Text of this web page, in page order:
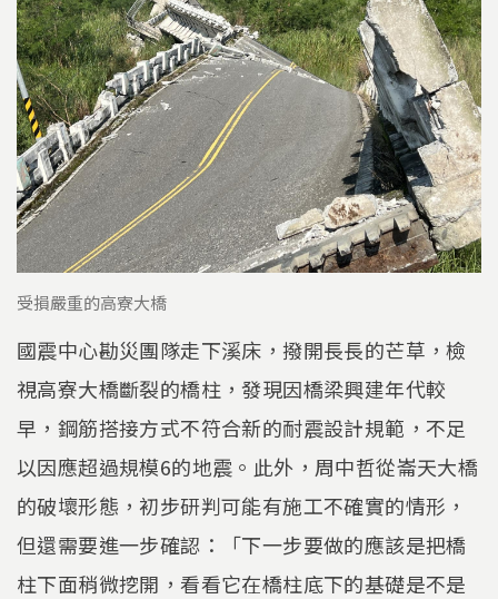
受損嚴重的高寮大橋
國震中心勘災團隊走下溪床，撥開長長的芒草，檢
視高寮大橋斷裂的橋柱，發現因橋梁興建年代較
早，鋼筋搭接方式不符合新的耐震設計規範，不足
以因應超過規模6的地震。此外，周中哲從崙天大橋
的破壞形態，初步研判可能有施工不確實的情形，
但還需要進一步確認：「下一步要做的應該是把橋
柱下面稍微挖開，看看它在橋柱底下的基礎是不是